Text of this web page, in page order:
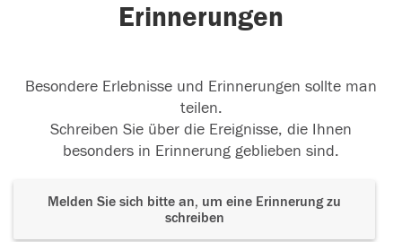
Erinnerungen
Besondere Erlebnisse und Erinnerungen sollte man
teilen.
Schreiben Sie über die Ereignisse, die Ihnen
besonders in Erinnerung geblieben sind.
Melden Sie sich bitte an, um eine Erinnerung zu
schreiben